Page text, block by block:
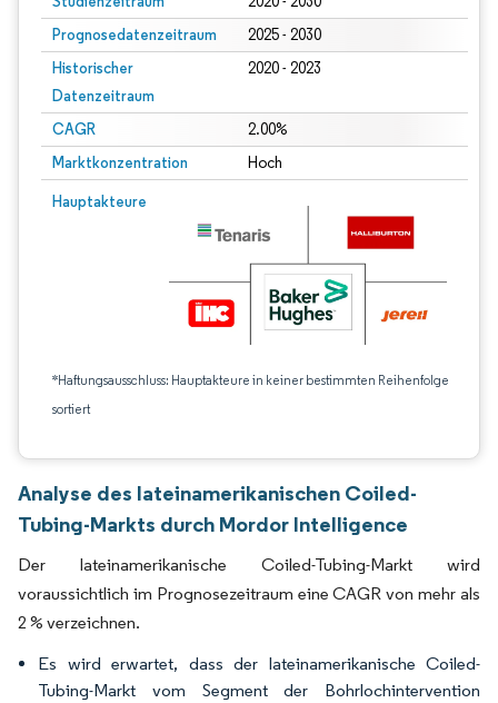
Prognosedatenzeitraum 2025 - 2030
Historischer
Datenzeitraum
2020 - 2023
CAGR 2.00%
Marktkonzentration Hoch
Hauptakteure
*Haftungsausschluss: Hauptakteure in keiner bestimmten Reihenfolge
sortiert
Analyse des lateinamerikanischen Coiled-
Tubing-Markts durch Mordor Intelligence
Der lateinamerikanische Coiled-Tubing-Markt wird
voraussichtlich im Prognosezeitraum eine CAGR von mehr als
2 % verzeichnen.
Es wird erwartet, dass der lateinamerikanische Coiled-
Tubing-Markt vom Segment der Bohrlochintervention